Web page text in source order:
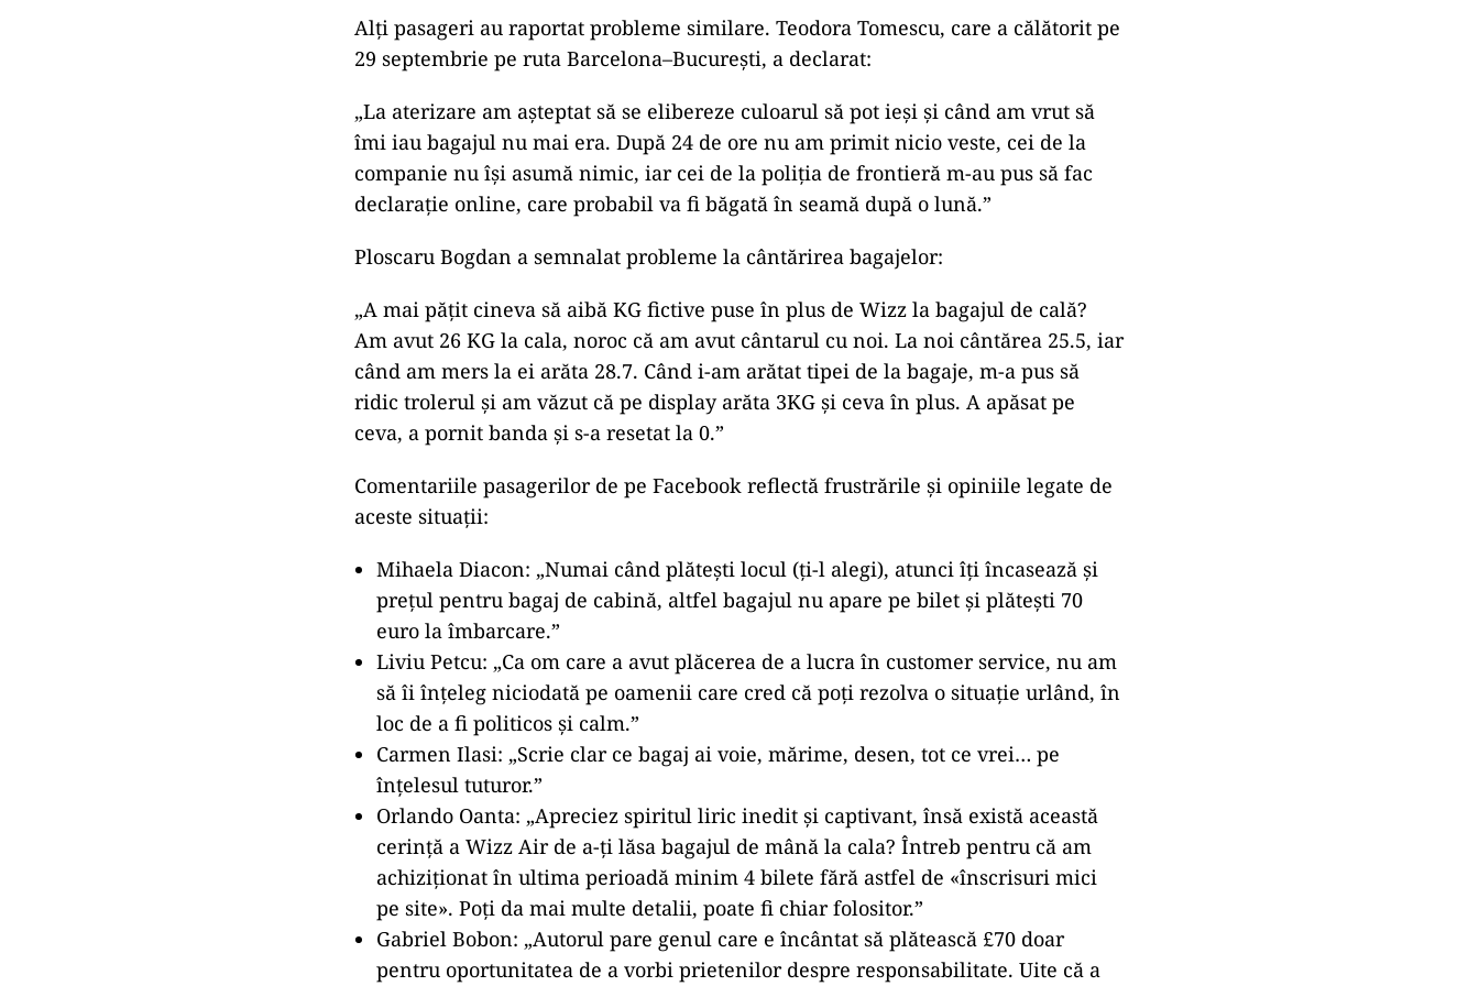
Alți pasageri au raportat probleme similare. Teodora Tomescu, care a călătorit pe
29 septembrie pe ruta Barcelona–București, a declarat:
„La aterizare am așteptat să se elibereze culoarul să pot ieși și când am vrut să
îmi iau bagajul nu mai era. După 24 de ore nu am primit nicio veste, cei de la
companie nu își asumă nimic, iar cei de la poliția de frontieră m-au pus să fac
declarație online, care probabil va fi băgată în seamă după o lună.”
Ploscaru Bogdan a semnalat probleme la cântărirea bagajelor:
„A mai pățit cineva să aibă KG fictive puse în plus de Wizz la bagajul de cală?
Am avut 26 KG la cala, noroc că am avut cântarul cu noi. La noi cântărea 25.5, iar
când am mers la ei arăta 28.7. Când i-am arătat tipei de la bagaje, m-a pus să
ridic trolerul și am văzut că pe display arăta 3KG și ceva în plus. A apăsat pe
ceva, a pornit banda și s-a resetat la 0.”
Comentariile pasagerilor de pe Facebook reflectă frustrările și opiniile legate de
aceste situații:
Mihaela Diacon: „Numai când plătești locul (ți-l alegi), atunci îți încasează și
prețul pentru bagaj de cabină, altfel bagajul nu apare pe bilet și plătești 70
euro la îmbarcare.”
Liviu Petcu: „Ca om care a avut plăcerea de a lucra în customer service, nu am
să îi înțeleg niciodată pe oamenii care cred că poți rezolva o situație urlând, în
loc de a fi politicos și calm.”
Carmen Ilasi: „Scrie clar ce bagaj ai voie, mărime, desen, tot ce vrei… pe
înțelesul tuturor.”
Orlando Oanta: „Apreciez spiritul liric inedit și captivant, însă există această
cerință a Wizz Air de a-ți lăsa bagajul de mână la cala? Întreb pentru că am
achiziționat în ultima perioadă minim 4 bilete fără astfel de «înscrisuri mici
pe site». Poți da mai multe detalii, poate fi chiar folositor.”
Gabriel Bobon: „Autorul pare genul care e încântat să plătească £70 doar
pentru oportunitatea de a vorbi prietenilor despre responsabilitate. Uite că a